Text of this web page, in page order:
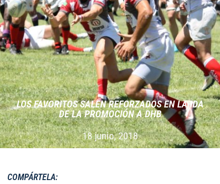
LOS FAVORITOS SALEN REFORZADOS EN LA IDA
DE LA PROMOCIÓN A DHB
18 junio, 2018
COMPÁRTELA: